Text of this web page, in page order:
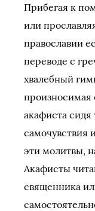
Прибегая к
или
православии
переводе с
хвалебный
произносимая
акафиста сидя
самочувствия
эти молитвы,
Акафисты
священника